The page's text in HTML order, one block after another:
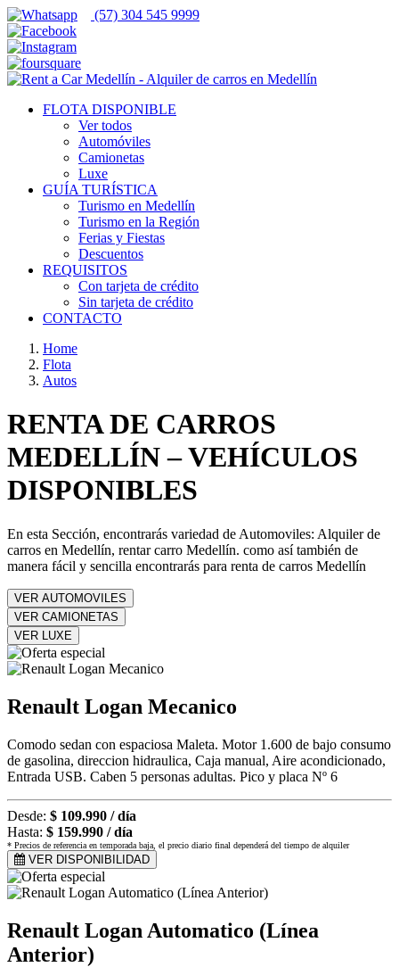
(57) 304 545 9999
FLOTA DISPONIBLE
Ver todos
Automóviles
Camionetas
Luxe
GUÍA TURÍSTICA
Turismo en Medellín
Turismo en la Región
Ferias y Fiestas
Descuentos
REQUISITOS
Con tarjeta de crédito
Sin tarjeta de crédito
CONTACTO
Home
Flota
Autos
RENTA DE CARROS
MEDELLÍN – VEHÍCULOS
DISPONIBLES
En esta Sección, encontrarás variedad de Automoviles: Alquiler de
carros en Medellín, rentar carro Medellín. como así también de
manera fácil y sencilla encontrarás para renta de carros Medellín
VER AUTOMOVILES
VER CAMIONETAS
VER LUXE
Renault Logan Mecanico
Comodo sedan con espaciosa Maleta. Motor 1.600 de bajo consumo
de gasolina, direccion hidraulica, Caja manual, Aire acondicionado,
Entrada USB. Caben 5 personas adultas. Pico y placa Nº 6
Desde: $ 109.990 / día
Hasta: $ 159.990 / día
* Precios de referencia en temporada baja, el precio diario final dependerá del tiempo de alquiler
VER DISPONIBILIDAD
Renault Logan Automatico (Línea
Anterior)